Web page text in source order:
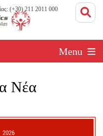
(+30) 211 2011 000
Menu
Νέα
2026